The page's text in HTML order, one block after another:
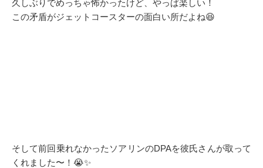
久しぶりでめっちゃ怖かったけど、やっぱ楽しい！
この矛盾がジェットコースターの面白い所だよね😆
そして前回乗れなかったソアリンのDPAを彼氏さんが取って
くれました〜！😭✨️